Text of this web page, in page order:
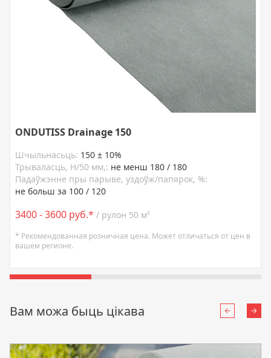
ONDUTISS Drainage 150
Шчыльнасьць: 150 ± 10%
Трываласць, H/50 мм,: не менш 180 / 180
Падаўжэнне пры парыве, уздоўж/папярок, %:
не больш за 100 / 120
3400 - 3600 руб.* / рулон 50 м²
* Рекомендованная розничная цена. Может отличаться от цен в
вашем регионе.
Вам можа быць цікава Назад